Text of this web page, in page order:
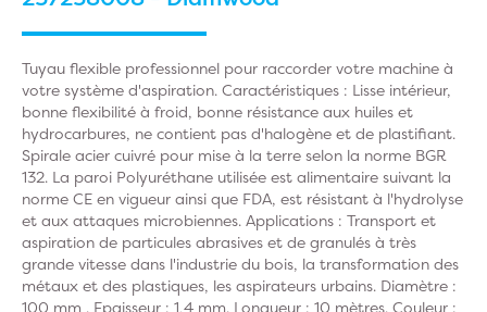
Tuyau flexible professionnel pour raccorder votre machine à
votre système d'aspiration. Caractéristiques : Lisse intérieur,
bonne flexibilité à froid, bonne résistance aux huiles et
hydrocarbures, ne contient pas d'halogène et de plastifiant.
Spirale acier cuivré pour mise à la terre selon la norme BGR
132. La paroi Polyuréthane utilisée est alimentaire suivant la
norme CE en vigueur ainsi que FDA, est résistant à l'hydrolyse
et aux attaques microbiennes. Applications : Transport et
aspiration de particules abrasives et de granulés à très
grande vitesse dans l'industrie du bois, la transformation des
métaux et des plastiques, les aspirateurs urbains. Diamètre :
100 mm . Epaisseur : 1,4 mm. Longueur : 10 mètres. Couleur :